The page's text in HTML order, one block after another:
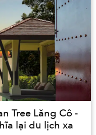
Tree Lăng Cô -
lại du lịch xa